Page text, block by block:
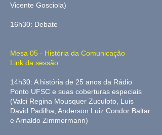
Vicente Gosciola)
16h30: Debate
Mesa 05 - História da Comunicação
Link da sessão:
14h30: A história de 25 anos da Rádio
Ponto UFSC e suas coberturas especiais
(Valci Regina Mousquer Zuculoto, Luis
David Padilha, Anderson Luiz Condor Baltar
e Arnaldo Zimmermann)